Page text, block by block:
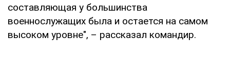
составляющая у большинства
военнослужащих была и остается на самом
высоком уровне", – рассказал командир.